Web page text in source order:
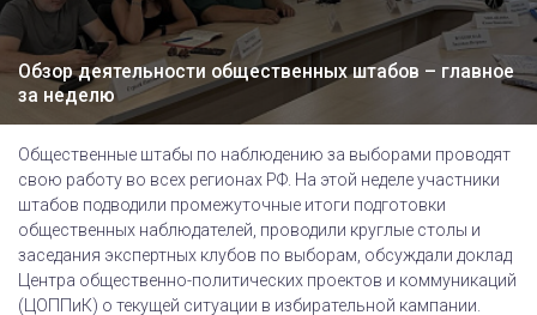
Обзор деятельности общественных штабов – главное
за неделю
Общественные штабы по наблюдению за выборами проводят
свою работу во всех регионах РФ. На этой неделе участники
штабов подводили промежуточные итоги подготовки
общественных наблюдателей, проводили круглые столы и
заседания экспертных клубов по выборам, обсуждали доклад
Центра общественно-политических проектов и коммуникаций
(ЦОППиК) о текущей ситуации в избирательной кампании.